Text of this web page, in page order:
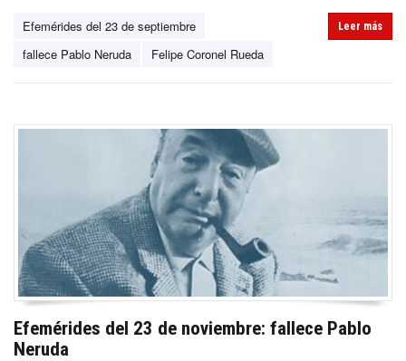
Efemérides del 23 de septiembre
fallece Pablo Neruda
Felipe Coronel Rueda
Leer más
Efemérides del 23 de noviembre: fallece Pablo
Neruda